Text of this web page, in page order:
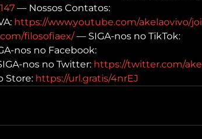
— Nossos Contatos:
https://www.youtube.com/akelaovivo/
filosofiaex/ — SIGA-nos no TikTok:
nos no Facebook:
nos no Twitter: https://twitter.com/
Store: https://url.gratis/4nrEJ